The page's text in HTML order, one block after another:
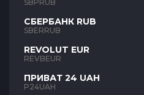
SBPRUB
СБЕРБАНК RUB
SBERRUB
REVOLUT EUR
REVBEUR
ПРИВАТ 24 UAH
P24UAH